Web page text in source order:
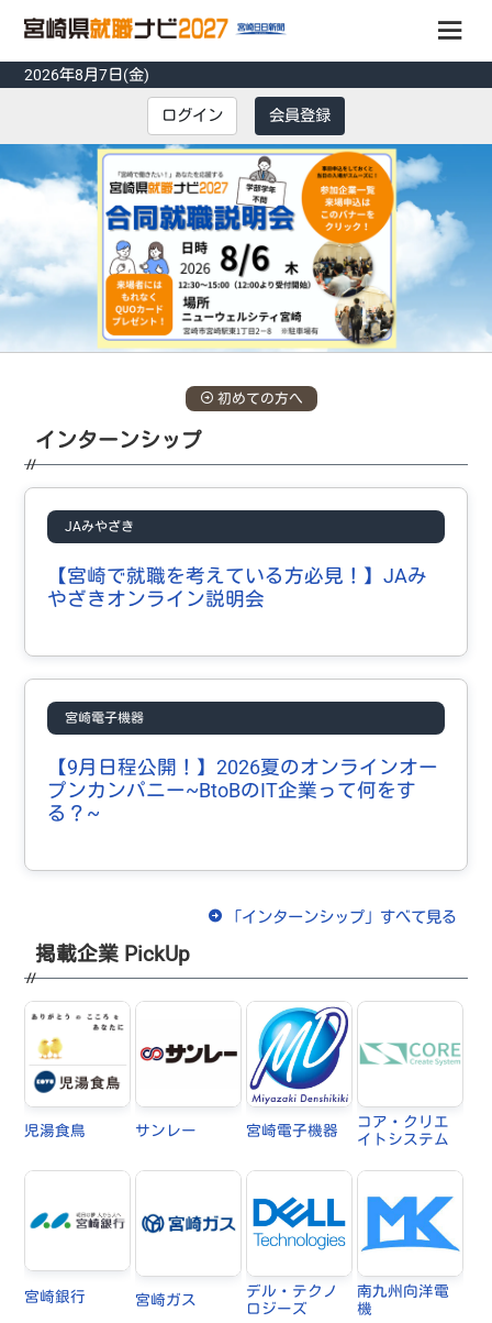
会員登録
ログイン
掲載企業
インターンシップ
先輩の声
採用担当者に聞く
お問い合わせフォーム
よくあるご質問
2026年8月7日(金)
ログイン 会員登録
インターンシップ
初めての方へ
JAみやざき
【宮崎で就職を考えている方必見！】JAみ
やざきオンライン説明会
宮崎電子機器
【9月日程公開！】2026夏のオンラインオー
プンカンパニー~BtoBのIT企業って何をす
る？~
「インターンシップ」すべて見る
掲載企業 PickUp
児湯食鳥 サンレー 宮崎電子機器
コア・クリエ
イトシステム
宮崎銀行 宮崎ガス
デル・テクノ
ロジーズ
南九州向洋電
機